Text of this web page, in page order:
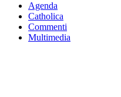
Agenda
Catholica
Commenti
Multimedia